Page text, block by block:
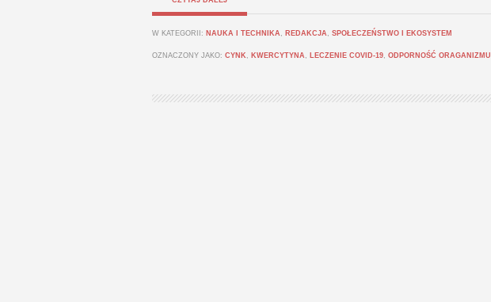
W KATEGORII: NAUKA I TECHNIKA , REDAKCJA , SPOŁECZEŃSTWO I EKOSYSTEM
OZNACZONY JAKO: CYNK , KWERCYTYNA , LECZENIE COVID-19, ODPORNOŚĆ ORAGANIZMU